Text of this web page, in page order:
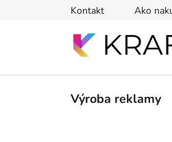
Kontakt Ako
Výroba reklamy